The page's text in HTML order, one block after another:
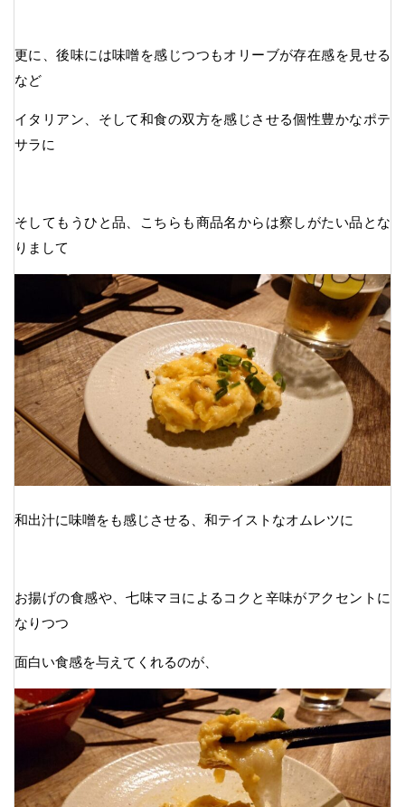
更に、後味には味噌を感じつつもオリーブが存在感を見せる
など
イタリアン、そして和食の双方を感じさせる個性豊かなポテ
サラに
そしてもうひと品、こちらも商品名からは察しがたい品とな
りまして
和出汁に味噌をも感じさせる、和テイストなオムレツに
お揚げの食感や、七味マヨによるコクと辛味がアクセントに
なりつつ
面白い食感を与えてくれるのが、